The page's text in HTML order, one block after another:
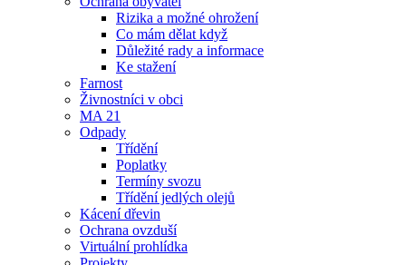
Rizika a možné ohrožení
Co mám dělat když
Důležité rady a informace
Ke stažení
Farnost
Živnostníci v obci
MA 21
Odpady
Třídění
Poplatky
Termíny svozu
Třídění jedlých olejů
Kácení dřevin
Ochrana ovzduší
Virtuální prohlídka